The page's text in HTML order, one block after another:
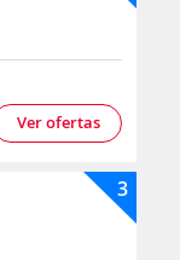
Ver ofertas
3